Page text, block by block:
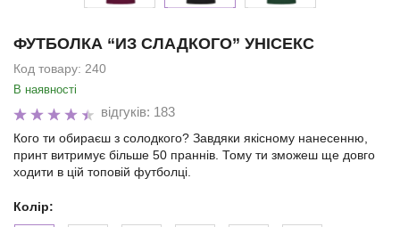
ФУТБОЛКА “ИЗ СЛАДКОГО” УНІСЕКС
Код товару: 240
В наявності
відгуків: 183
Кого ти обираєш з солодкого? Завдяки якісному нанесенню,
принт витримує більше 50 праннів. Тому ти зможеш ще довго
ходити в цій топовій футболці.
Колір: